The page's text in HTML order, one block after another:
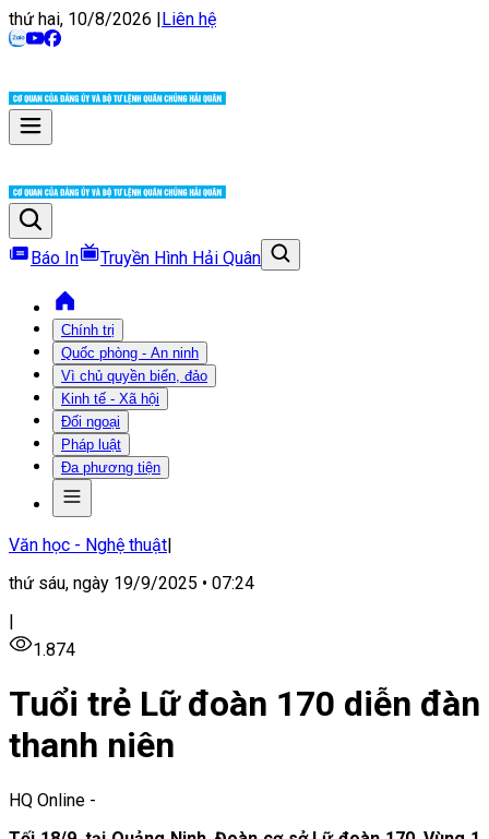
thứ hai, 10/8/2026 |Liên hệ
Báo In Truyền Hình Hải Quân
Chính trị
Quốc phòng - An ninh
Vì chủ quyền biển, đảo
Kinh tế - Xã hội
Đối ngoại
Pháp luật
Đa phương tiện
Văn học - Nghệ thuật|
thứ sáu, ngày 19/9/2025 • 07:24
|
1.874
Tuổi trẻ Lữ đoàn 170 diễn đàn
thanh niên
HQ Online -